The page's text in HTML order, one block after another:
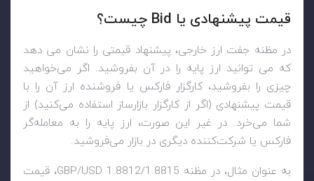
قیمت پیشنهادی یا Bid چیست؟
در مظنه جفت ارز خارجی، پیشنهاد قیمتی را نشان می دهد
که می توانید ارز پایه را در آن بفروشید. اگر می‌خواهید
چیزی را بفروشید، کارگزار فارکس یا فروشنده ارز آن را با
قیمت پیشنهادی (اگر از کارگزار بازارساز استفاده می‌کنید) از
شما می‌خرد. در غیر این صورت، ارز پایه را به معامله‌گر
فارکس یا شرکت‌کننده دیگری در بازار می‌فروشید.
به عنوان مثال، در مظنه GBP/USD 1.8812/1.8815، قیمت